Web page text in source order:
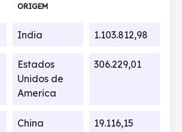
ORIGEM
India 1.103.812,98
Estados
Unidos de
America
306.229,01
China 19.116,15